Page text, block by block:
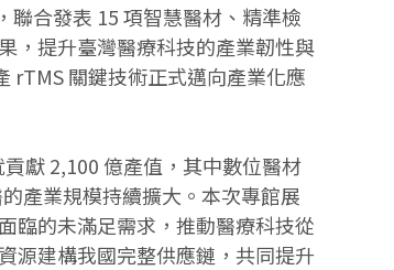
合發表 15 項智慧醫材、精準檢
，提升臺灣醫療科技的產業韌性與
rTMS 關鍵技術正式邁向產業化應
獻 2,100 億產值，其中數位醫材
產業規模持續擴大。本次專館展
臨的未滿足需求，推動醫療科技從
源建構我國完整供應鏈，共同提升